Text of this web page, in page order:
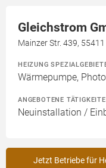
Gleichstrom
Mainzer Str. 439,
HEIZUNG
Wärmepumpe,
ANGEBOTENE
Neuinstallation /
Jetzt Betriebe für